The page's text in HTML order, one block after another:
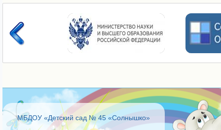
МБДОУ «Детский сад № 45 «Солнышко»